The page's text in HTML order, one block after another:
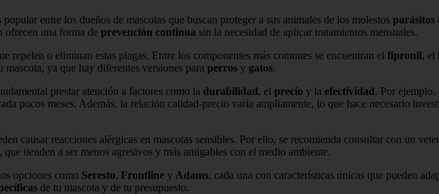
entre los dueños de mascotas que buscan proteger a sus animales de los molestos parásitos
ofrecen una forma de prevención continua sin la necesidad de aplicar tratamientos mensuales.
o eliminan estas plagas. Entre los componentes más comunes se encuentran el fipronil, el
ya que hay diferentes versiones para perros y gatos.
prestar atención a factores como la durabilidad, el precio y la efectividad. Por ejemplo,
pocos meses. Además, la relación calidad-precio varía ampliamente, lo que hace necesario
causar reacciones alérgicas en mascotas sensibles. Por ello, se recomienda consultar con un
, que tienden a ser menos agresivos y más amigables con el medio ambiente.
opciones como Seresto, Frontline y Adams, cada una con características únicas que pueden
de tu mascota y de tu presupuesto.